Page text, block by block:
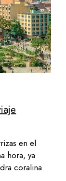
en el
hora, ya
coralina